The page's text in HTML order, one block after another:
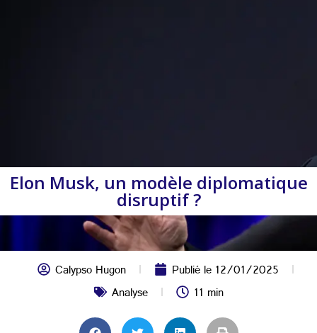
Elon Musk, un modèle diplomatique
disruptif ?
Calypso Hugon Publié le12/01/2025
Analyse
11 min